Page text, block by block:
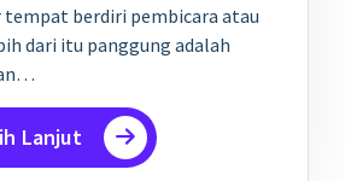
tempat berdiri pembicara atau
dari itu panggung adalah
Lanjut